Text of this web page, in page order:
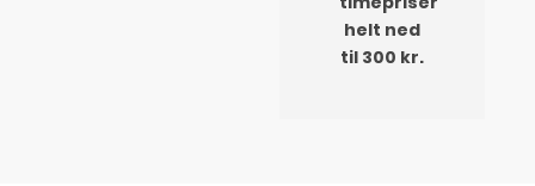
helt ned
til 300 kr.